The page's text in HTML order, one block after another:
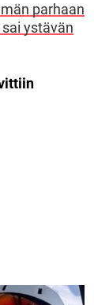
parhaan
ystävän